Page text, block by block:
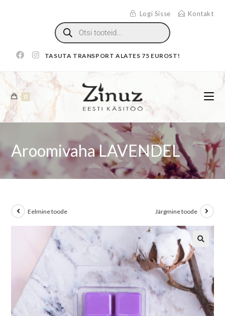
Logi Sisse Kontakt
TASUTA TRANSPORT ALATES 75 EUROST!
0
Aroomivaha LAVENDEL
Eelmine toode Järgmine toode